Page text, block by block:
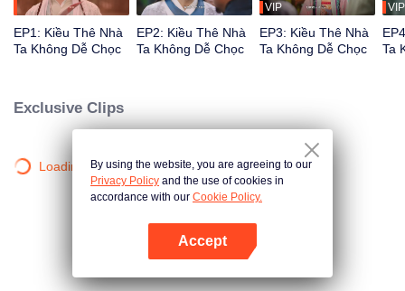
EP1: Kiều Thê Nhà
Ta Không Dễ Chọc
EP2: Kiều Thê Nhà
Ta Không Dễ Chọc
VIP
EP3: Kiều Thê Nhà
Ta Không Dễ Chọc
VIP
Ta
Exclusive Clips
Loading…By using the website, you are agreeing to our
Privacy Policy and the use of cookies in
accordance with our Cookie Policy.
Accept